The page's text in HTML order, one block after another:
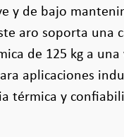
y de bajo
aro soporta una
de 125 kg a
aplicaciones
térmica y